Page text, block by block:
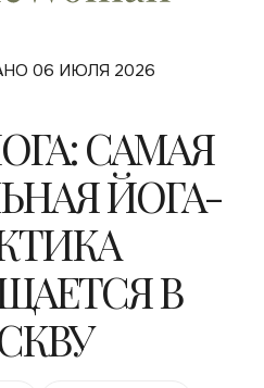
06 ИЮЛЯ 2026
САМАЯ
ЙОГА-
В